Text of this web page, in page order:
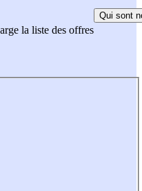
la liste des offres
Qui sont